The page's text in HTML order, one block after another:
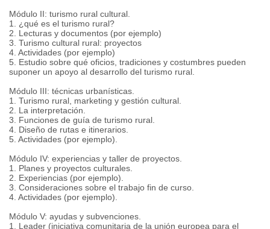
Módulo II: turismo rural cultural.
1. ¿qué es el turismo rural?
2. Lecturas y documentos (por ejemplo)
3. Turismo cultural rural: proyectos
4. Actividades (por ejemplo)
5. Estudio sobre qué oficios, tradiciones y costumbres pueden
suponer un apoyo al desarrollo del turismo rural.
Módulo III: técnicas urbanísticas.
1. Turismo rural, marketing y gestión cultural.
2. La interpretación.
3. Funciones de guía de turismo rural.
4. Diseño de rutas e itinerarios.
5. Actividades (por ejemplo).
Módulo IV: experiencias y taller de proyectos.
1. Planes y proyectos culturales.
2. Experiencias (por ejemplo).
3. Consideraciones sobre el trabajo fin de curso.
4. Actividades (por ejemplo).
Módulo V: ayudas y subvenciones.
1. Leader (iniciativa comunitaria de la unión europea para el